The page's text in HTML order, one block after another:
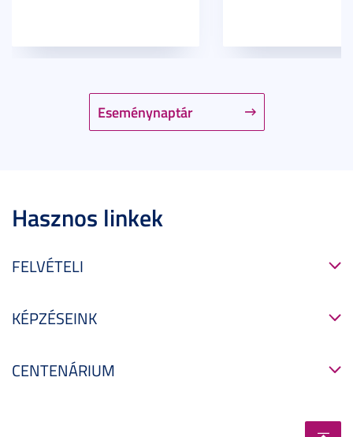
Eseménynaptár
Hasznos linkek
FELVÉTELI
KÉPZÉSEINK
CENTENÁRIUM